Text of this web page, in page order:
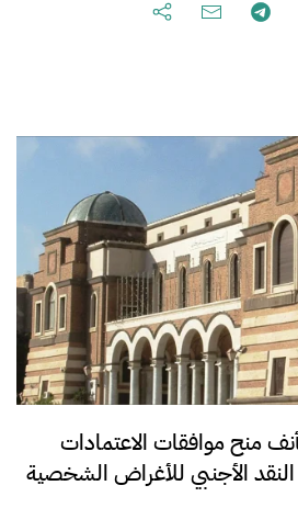
منح موافقات الاعتمادات
الأجنبي للأغراض الشخصية